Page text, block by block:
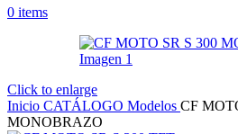
0 items
Click to enlarge
Inicio CATÁLOGO Modelos CF
MONOBRAZO